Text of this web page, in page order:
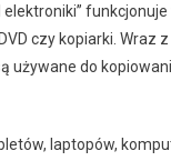
funkcjonuje
czy kopiarki.
używane do
laptopów,